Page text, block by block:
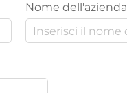
Nome dell'azienda